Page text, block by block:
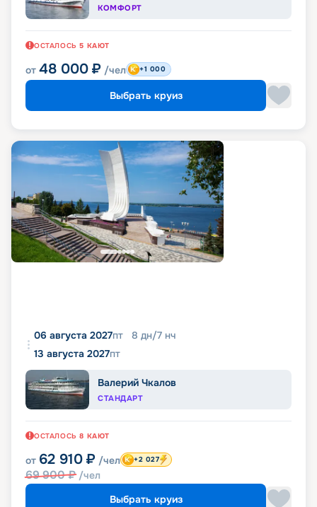
КОМФОРТ
ОСТАЛОСЬ 5 КАЮТ
от 48 000 ₽ /чел +1 000
Выбрать круиз
06 августа 2027пт 8 дн/7 нч
13 августа 2027пт
Валерий Чкалов
СТАНДАРТ
ОСТАЛОСЬ 8 КАЮТ
от 62 910 ₽ /чел
69 900₽ /чел
+2 027
Выбрать круиз